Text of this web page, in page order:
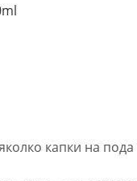
капки на